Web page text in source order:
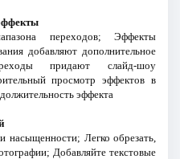
переходов; Эффекты
добавляют дополнительное
придают слайд-шоу
просмотр эффектов в
эффекта
насыщенности; Легко обрезать,
Добавляйте текстовые